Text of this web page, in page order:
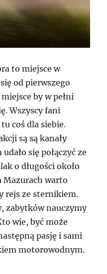
to miejsce w
od pierwszego
by w pełni
Wszyscy fani
coś dla siebie.
są są kanały
się połączyć ze
o długości około
Mazurach warto
rejs ze sternikiem.
zabytków nauczymy
wie, być może
pasję i sami
motorowodnym.